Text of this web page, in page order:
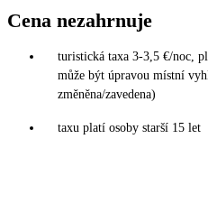
Cena nezahrnuje
turistická taxa 3-3,5 €/noc,
může být úpravou místní
změněna/zavedena)
taxu platí osoby starší 15 let